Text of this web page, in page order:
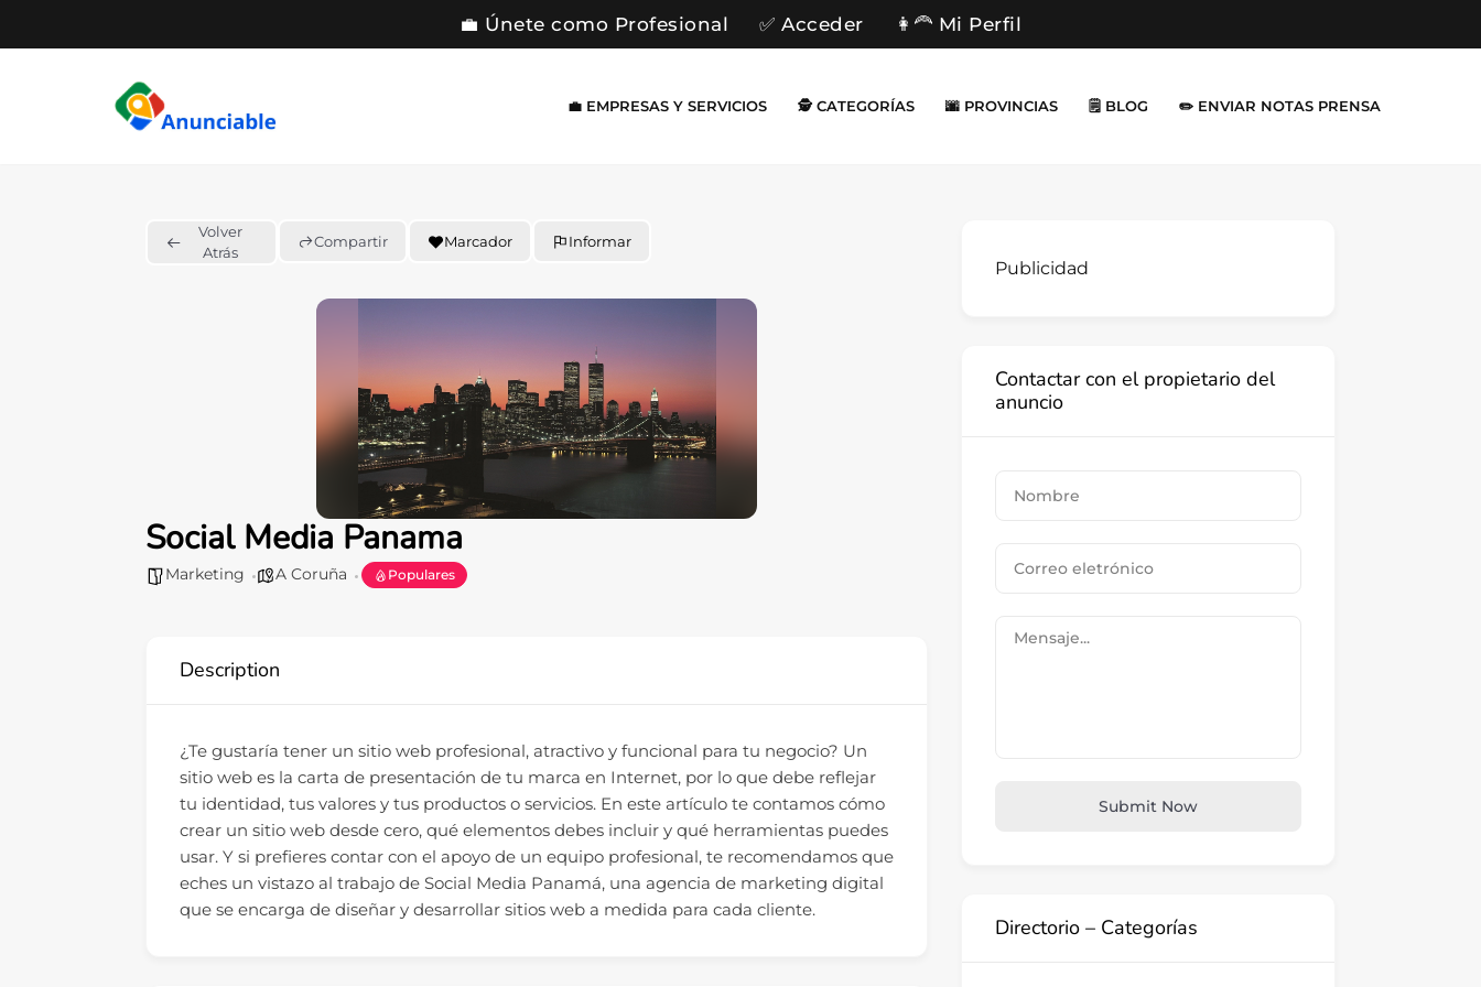
💼 Únete como Profesional ✅ Acceder 👩‍🦰 Mi Perfil
💼 EMPRESAS Y SERVICIOS 🕵️ CATEGORÍAS 🌆 PROVINCIAS 🗒️ BLOG ✏️ ENVIAR NOTAS PRENSA
Volver
Atrás
Compartir Marcador Informar
Social Media Panama
Marketing A Coruña Populares
Description
¿Te gustaría tener un sitio web profesional, atractivo y funcional para tu negocio? Un
sitio web es la carta de presentación de tu marca en Internet, por lo que debe reflejar
tu identidad, tus valores y tus productos o servicios. En este artículo te contamos cómo
crear un sitio web desde cero, qué elementos debes incluir y qué herramientas puedes
usar. Y si prefieres contar con el apoyo de un equipo profesional, te recomendamos que
eches un vistazo al trabajo de Social Media Panamá, una agencia de marketing digital
que se encarga de diseñar y desarrollar sitios web a medida para cada cliente.
Publicidad
Contactar con el propietario del
anuncio
Submit Now
Directorio – Categorías